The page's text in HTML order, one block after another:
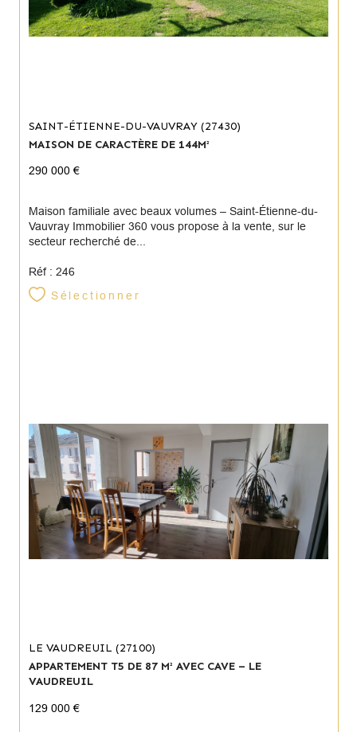
SAINT-ÉTIENNE-DU-VAUVRAY (27430)
MAISON DE CARACTÈRE DE 144M²
290 000 €
Maison familiale avec beaux volumes – Saint-Étienne-du-
Vauvray Immobilier 360 vous propose à la vente, sur le
secteur recherché de...
Réf : 246
Sélectionner
LE VAUDREUIL (27100)
APPARTEMENT T5 DE 87 M² AVEC CAVE – LE
VAUDREUIL
129 000 €